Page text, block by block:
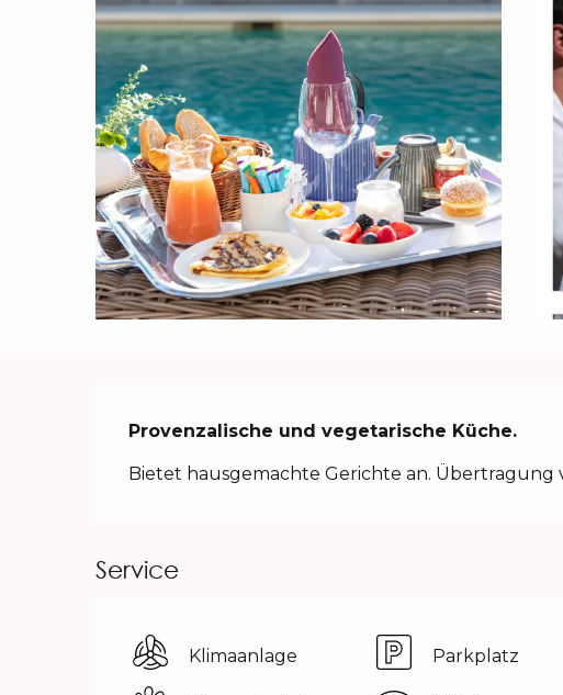
Beschreibung
Provenzalische und vegetarische Küche.
Bietet hausgemachte Gerichte an. Übertragung
Service
Klimaanlage Parkplatz